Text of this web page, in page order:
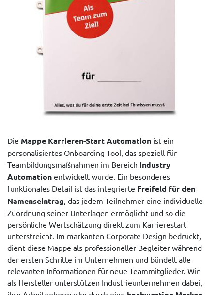
Die Mappe Karrieren-Start Automation ist ein
personalisiertes Onboarding-Tool, das speziell für
Teambildungsmaßnahmen im Bereich Industry
Automation entwickelt wurde. Ein besonderes
funktionales Detail ist das integrierte Freifeld für den
Namenseintrag , das jedem Teilnehmer eine individuelle
Zuordnung seiner Unterlagen ermöglicht und so die
persönliche Wertschätzung direkt zum Karrierestart
unterstreicht. Im markanten Corporate Design bedruckt,
dient diese Mappe als professioneller Begleiter während
der ersten Schritte im Unternehmen und bündelt alle
relevanten Informationen für neue Teammitglieder. Wir
als Hersteller unterstützen Industrieunternehmen dabei,